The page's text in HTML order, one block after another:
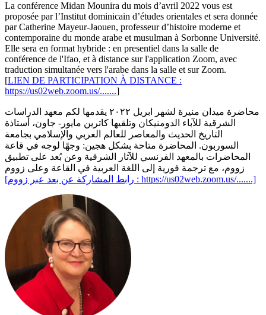
La conférence Midan Mounira du mois d’avril 2022 vous est
proposée par l’Institut dominicain d’études orientales et sera donnée
par Catherine Mayeur-Jaouen, professeur d’histoire moderne et
contemporaine du monde arabe et musulman à Sorbonne Université.
Elle sera en format hybride : en presentiel dans la salle de
conférence de l'Ifao, et à distance sur l'application Zoom, avec
traduction simultanée vers l'arabe dans la salle et sur Zoom.
[LIEN DE PARTICIPATION À DISTANCE :
https://us02web.zoom.us/.......]
محاضرة ميدان منيرة لشهر ابريل ٢٠٢٢ يقدمها لكم معهد الدراسات
الشرقية للآباء الدومنيكان وتلقيها كاترين مايور- جاون، أستاذة
التاريخ الحديث والمعاصر للعالم العربي والإسلامي بجامعة
السوربون. المحاضرة متاحة بشكل هجين: وجهًا لوجه في قاعة
المحاضرات بالمعهد الفرنسي للآثار الشرقية وعن بُعد على تطبيق
زووم، مع ترجمة فورية إلى اللغة العربية في القاعة وعلى زووم
[رابط المشاركة عن بعد عبر زووم : https://us02web.zoom.us/.......]